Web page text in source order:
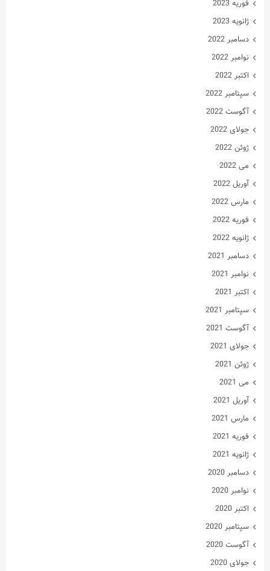
فوریه 2023
ژانویه 2023
دسامبر 2022
نوامبر 2022
اکتبر 2022
سپتامبر 2022
آگوست 2022
جولای 2022
ژوئن 2022
می 2022
آوریل 2022
مارس 2022
فوریه 2022
ژانویه 2022
دسامبر 2021
نوامبر 2021
اکتبر 2021
سپتامبر 2021
آگوست 2021
جولای 2021
ژوئن 2021
می 2021
آوریل 2021
مارس 2021
فوریه 2021
ژانویه 2021
دسامبر 2020
نوامبر 2020
اکتبر 2020
سپتامبر 2020
آگوست 2020
جولای 2020